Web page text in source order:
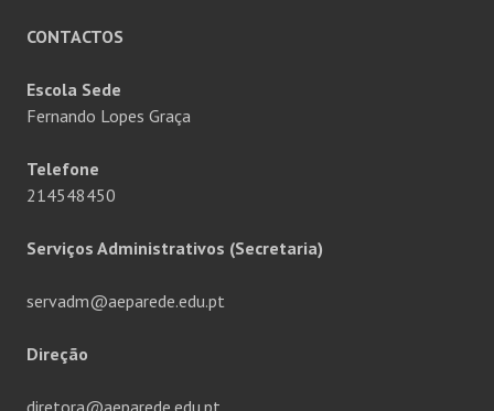
CONTACTOS
Escola Sede
Fernando Lopes Graça
Telefone
214548450
Serviços Administrativos (Secretaria)
servadm@aeparede.edu.pt
Direção